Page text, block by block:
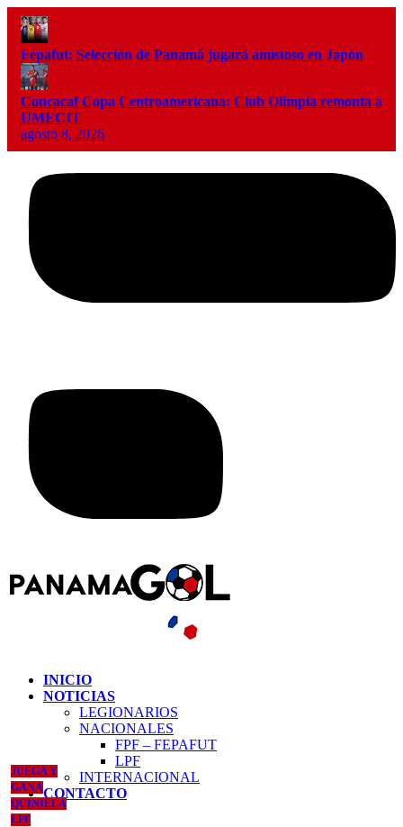
Fepafut: Selección de Panamá jugará amistoso en Japón
Concacaf Copa Centroamericana: Club Olimpia remonta a
UMECIT
agosto 8, 2026
INICIO
NOTICIAS
LEGIONARIOS
NACIONALES
FPF – FEPAFUT
LPF
INTERNACIONAL
CONTACTO
JUEGA Y
GANA
QUINIELA
LPF